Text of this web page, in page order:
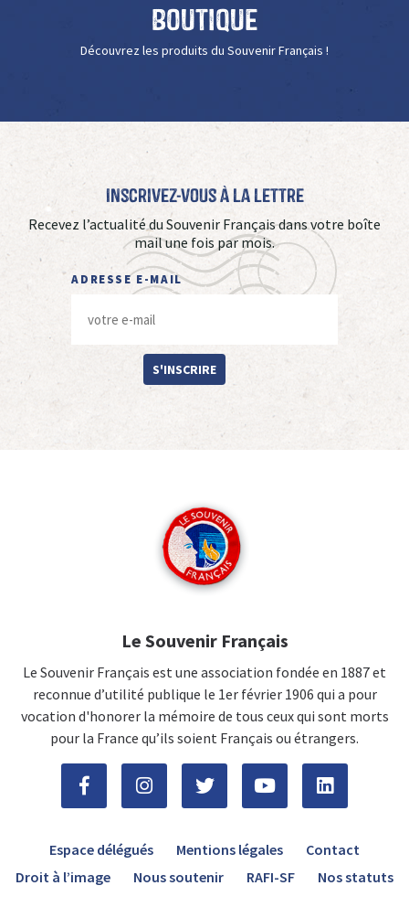
Boutique
Découvrez les produits du Souvenir Français !
Inscrivez-vous à La Lettre
Recevez l’actualité du Souvenir Français dans votre boîte
mail une fois par mois.
ADRESSE E-MAIL
S'INSCRIRE
Le Souvenir Français
Le Souvenir Français est une association fondée en 1887 et
reconnue d’utilité publique le 1er février 1906 qui a pour
vocation d'honorer la mémoire de tous ceux qui sont morts
pour la France qu’ils soient Français ou étrangers.
Espace délégués Mentions légales
Contact
Droit à l’image
Nous soutenir RAFI-SF Nos statuts